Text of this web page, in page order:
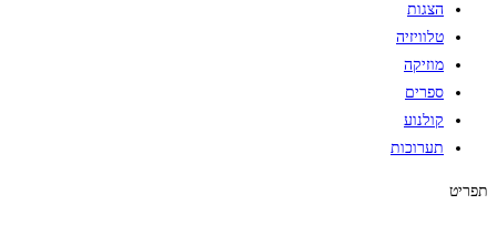
הצגות
טלוויזיה
מוזיקה
ספרים
קולנוע
תערוכות
תפריט